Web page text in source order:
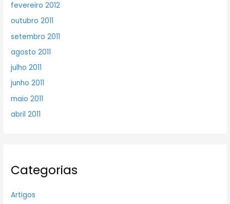
fevereiro 2012
outubro 2011
setembro 2011
agosto 2011
julho 2011
junho 2011
maio 2011
abril 2011
Categorias
Artigos